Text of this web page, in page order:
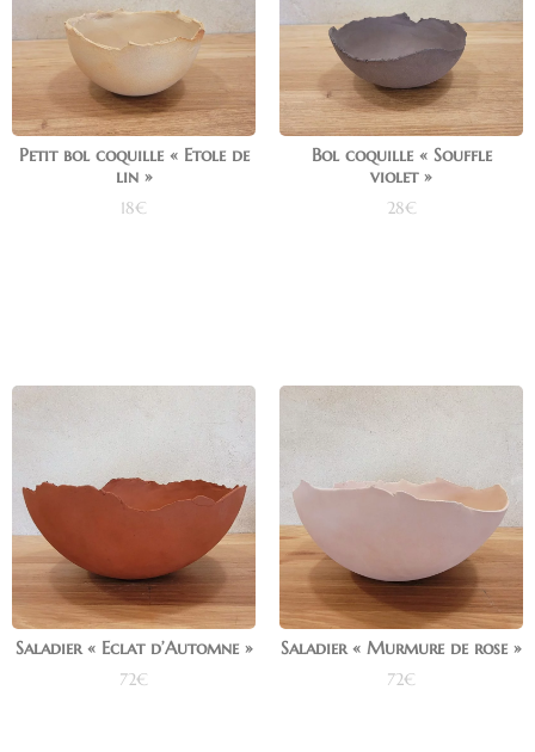
Petit bol coquille « Etole de
lin »
18€
Bol coquille « Souffle
violet »
28€
Saladier « Eclat d’Automne »
72€
Saladier « Murmure de rose »
72€